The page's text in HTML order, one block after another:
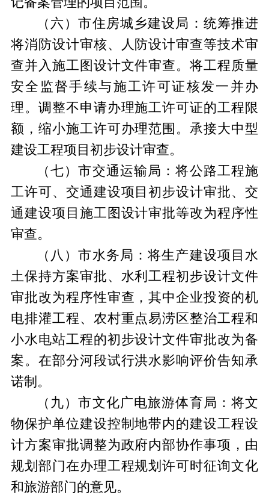
（ 六 ）市住房城乡建设 局 ：统筹推进
将消防设计审核、人防设计审查等技术审
查并入施工图设计文件审查。将工程质量
安全监督手续与施工许可证核发一并办
理。调整不申请办理施工许可证的工程限
额，缩小施工许可办理范围。 承接大中型
建设工程项目初步设计审查。
（七）市交通运输 局 ：将公路工程施
工许可、交通建设项目初步设计审批、交
通建设项目施工图设计审批等改为程序性
审查。
（ 八 ）市水务局 ：将生产建设项目水
土保持方案审批、水利工程初步设计文件
审批改为程序性审查，其中企业投资的机
电排灌工程、农村重点易涝区整治工程和
小水电站工程的初步设计文件审批改为备
案。在部分河段试行洪水影响评价告知承
诺制。
（ 九）市文化广电旅游体育局：将文
物保护单位建设控制地带内的建设工程设
计方案审批调整为政府内部协作事项，由
规划部门在办理工程规划许可时征询文化
和旅游部门的意见。